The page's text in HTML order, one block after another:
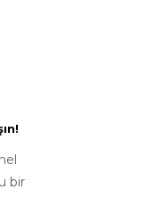
bir